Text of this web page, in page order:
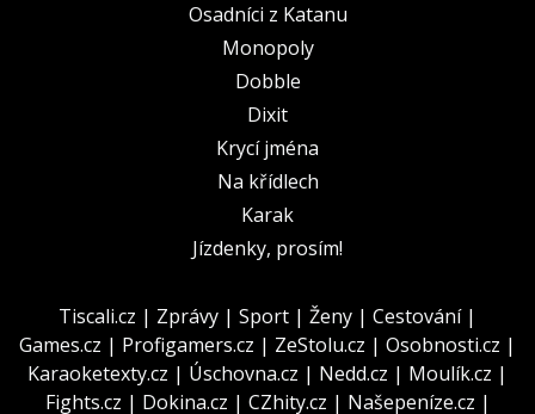
Osadníci z Katanu
Monopoly
Dobble
Dixit
Krycí jména
Na křídlech
Karak
Jízdenky, prosím!
Tiscali.cz | Zprávy | Sport | Ženy | Cestování|
Games.cz | Profigamers.cz | ZeStolu.cz | Osobnosti.cz |
Karaoketexty.cz | Úschovna.cz | Nedd.cz | Moulík.cz |
Fights.cz | Dokina.cz | CZhity.cz | Našepeníze.cz |